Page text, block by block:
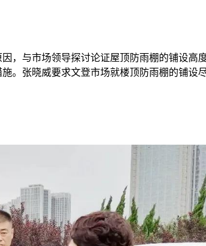
，与市场领导探讨论证屋顶防雨棚的铺设高
。张晓威要求文登市场就楼顶防雨棚的铺